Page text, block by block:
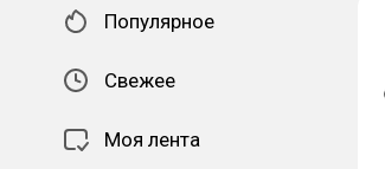
Популярное
Свежее
Моя лента